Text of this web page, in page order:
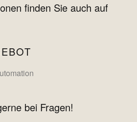
finden Sie auch auf
bei Fragen!